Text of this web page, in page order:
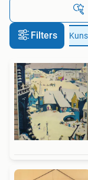
Filters
Antiek en